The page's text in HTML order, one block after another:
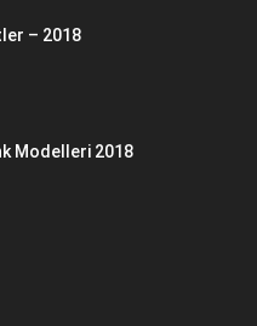
– 2018
Modelleri 2018